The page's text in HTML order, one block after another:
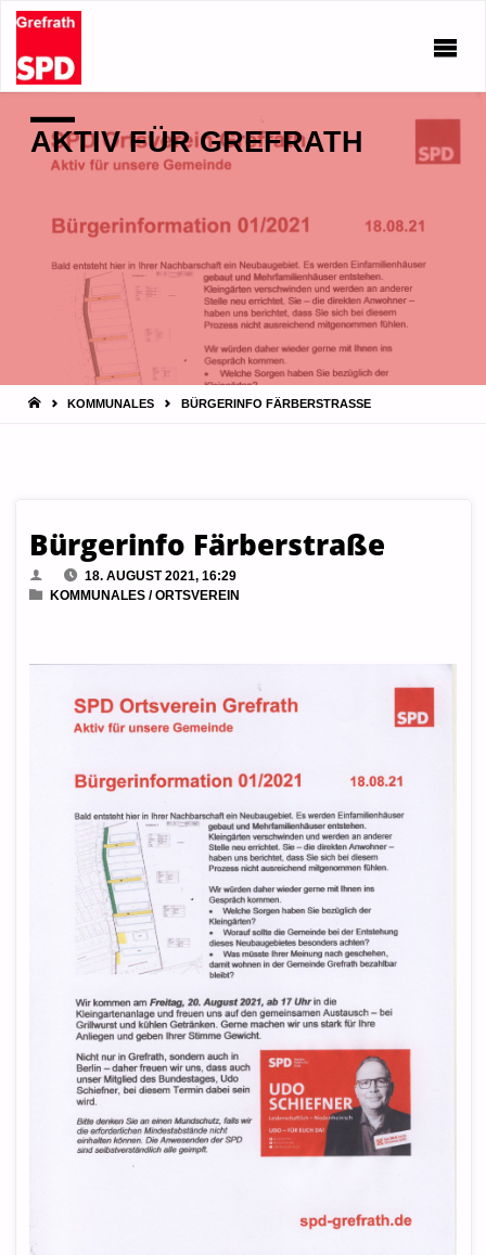
AKTIV FÜR GREFRATH
STARTKOMMUNALES BÜRGERINFO FÄRBERSTRASSE
Bürgerinfo Färberstraße
18. AUGUST 2021, 16:29
KOMMUNALES/ORTSVEREIN